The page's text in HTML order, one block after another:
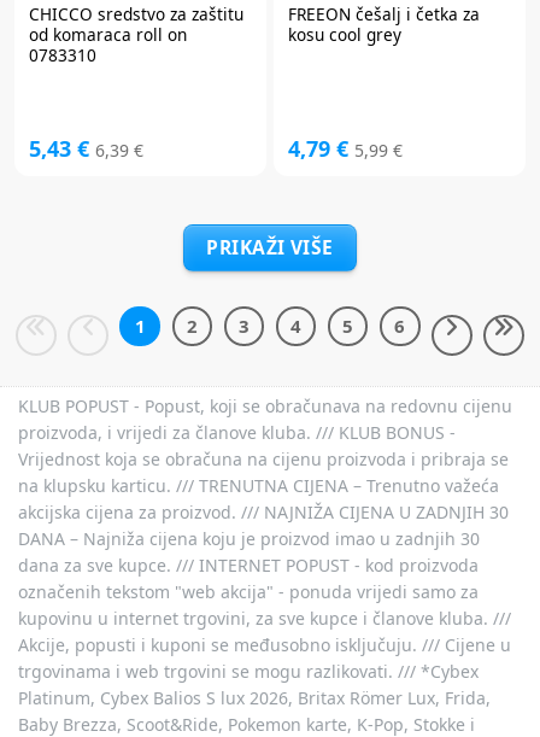
CHICCO sredstvo za zaštitu
od komaraca roll on
0783310
5,43 € 6,39 €
FREEON češalj i četka za
kosu cool grey
4,79 € 5,99 €
PRIKAŽI VIŠE
1 2 3 4 5 6
KLUB POPUST - Popust, koji se obračunava na redovnu cijenu
proizvoda, i vrijedi za članove kluba. /// KLUB BONUS -
Vrijednost koja se obračuna na cijenu proizvoda i pribraja se
na klupsku karticu. /// TRENUTNA CIJENA – Trenutno važeća
akcijska cijena za proizvod. /// NAJNIŽA CIJENA U ZADNJIH 30
DANA – Najniža cijena koju je proizvod imao u zadnjih 30
dana za sve kupce. /// INTERNET POPUST - kod proizvoda
označenih tekstom "web akcija" - ponuda vrijedi samo za
kupovinu u internet trgovini, za sve kupce i članove kluba. ///
Akcije, popusti i kuponi se međusobno isključuju. /// Cijene u
trgovinama i web trgovini se mogu razlikovati. /// *Cybex
Platinum, Cybex Balios S lux 2026, Britax Römer Lux, Frida,
Baby Brezza, Scoot&Ride, Pokemon karte, K-Pop, Stokke i